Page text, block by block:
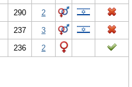
290
2
237
3
236 2